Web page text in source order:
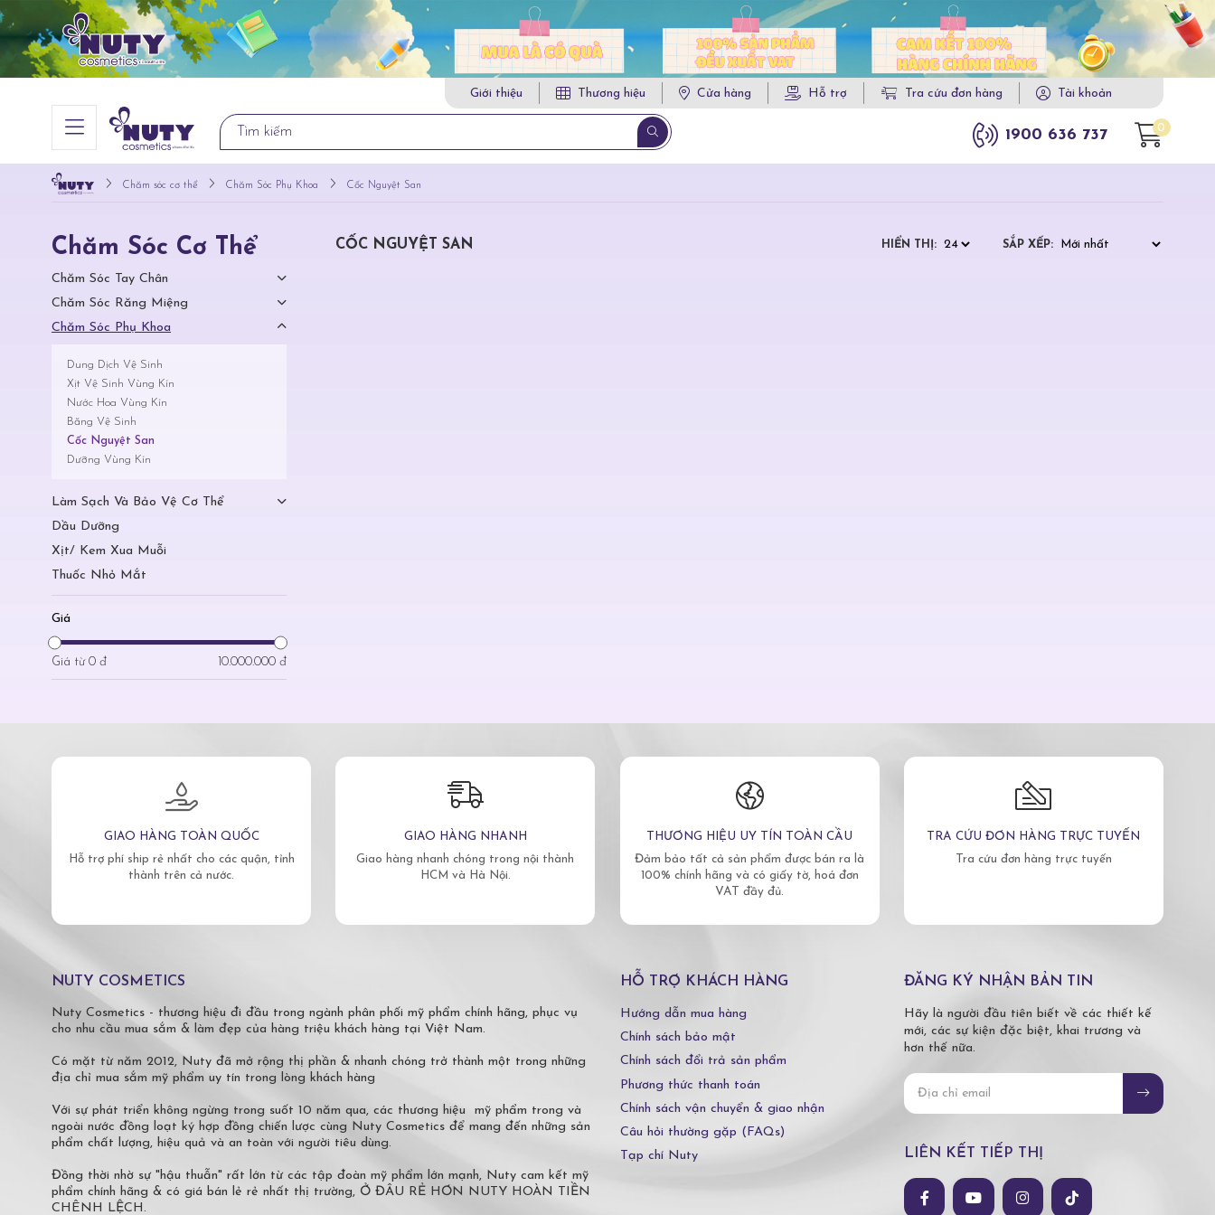
Giới thiệu Thương hiệu Cửa hàng Hỗ trợ Tra cứu đơn hàng Tài khoản
1900 636 737 0
Chăm sóc cơ thể Chăm Sóc Phụ Khoa Cốc Nguyệt San
Chăm Sóc Cơ Thể
Chăm Sóc Tay Chân
Chăm Sóc Răng Miệng
Chăm Sóc Phụ Khoa
Dung Dịch Vệ Sinh
Xịt Vệ Sinh Vùng Kín
Nước Hoa Vùng Kín
Băng Vệ Sinh
Cốc Nguyệt San
Dưỡng Vùng Kín
Làm Sạch Và Bảo Vệ Cơ Thể
Dầu Dưỡng
Xịt/ Kem Xua Muỗi
Thuốc Nhỏ Mắt
Giá
Giá từ 0 đ 10.000.000 đ
CỐC NGUYỆT SAN HIỂN THỊ: SẮP XẾP:
GIAO HÀNG TOÀN QUỐC
Hỗ trợ phí ship rẻ nhất cho các quận, tỉnh
thành trên cả nước.
GIAO HÀNG NHANH
Giao hàng nhanh chóng trong nội thành
HCM và Hà Nội.
THƯƠNG HIỆU UY TÍN TOÀN CẦU
Đảm bảo tất cả sản phẩm được bán ra là
100% chính hãng và có giấy tờ, hoá đơn
VAT đầy đủ.
TRA CỨU ĐƠN HÀNG TRỰC TUYẾN
Tra cứu đơn hàng trực tuyến
NUTY COSMETICS
Nuty Cosmetics - thương hiệu đi đầu trong ngành phân phối mỹ phẩm chính hãng, phục vụ
cho nhu cầu mua sắm & làm đẹp của hàng triệu khách hàng tại Việt Nam.
Có mặt từ năm 2012, Nuty đã mở rộng thị phần & nhanh chóng trở thành một trong những
địa chỉ mua sắm mỹ phẩm uy tín trong lòng khách hàng
Với sự phát triển không ngừng trong suốt 10 năm qua, các thương hiệu mỹ phẩm trong và
ngoài nước đồng loạt ký hợp đồng chiến lược cùng Nuty Cosmetics để mang đến những sản
phẩm chất lượng, hiệu quả và an toàn với người tiêu dùng.
Đồng thời nhờ sự "hậu thuẫn" rất lớn từ các tập đoàn mỹ phẩm lớn mạnh, Nuty cam kết mỹ
phẩm chính hãng & có giá bán lẻ rẻ nhất thị trường, Ở ĐÂU RẺ HƠN NUTY HOÀN TIỀN
CHÊNH LỆCH.
HỖ TRỢ KHÁCH HÀNG
Hướng dẫn mua hàng
Chính sách bảo mật
Chính sách đổi trả sản phẩm
Phương thức thanh toán
Chính sách vận chuyển & giao nhận
Câu hỏi thường gặp (FAQs)
Tạp chí Nuty
ĐĂNG KÝ NHẬN BẢN TIN
Hãy là người đầu tiên biết về các thiết kế
mới, các sự kiện đặc biệt, khai trương và
hơn thế nữa.
LIÊN KẾT TIẾP THỊ